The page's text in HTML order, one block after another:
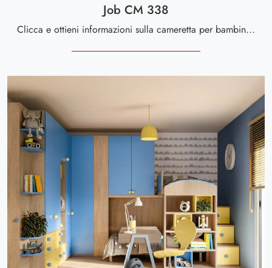
Job CM 338
Clicca e ottieni informazioni sulla cameretta per bambine Job CM 338! Le Camerette a ponte Giessegi ti aspettano.